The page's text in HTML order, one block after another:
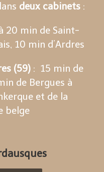
deux cabinets :
20 min de Saint-
10 min d’Ardres
(59): 15 min de
de Bergues à
et de la
belge